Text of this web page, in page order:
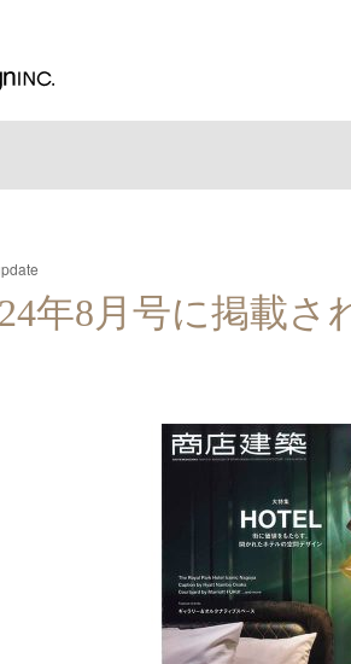
年8月号に掲載さ